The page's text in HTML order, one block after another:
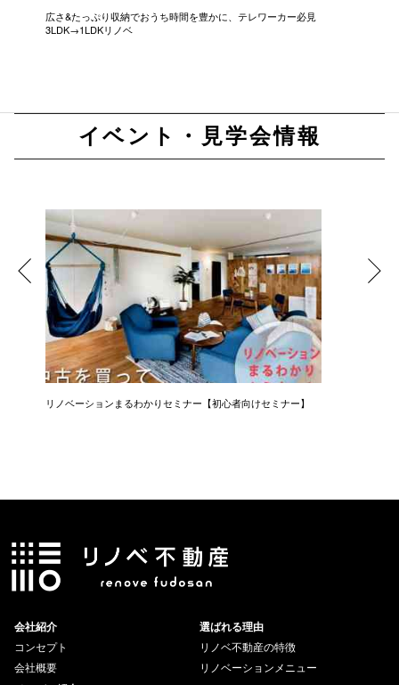
広さ&たっぷり収納でおうち時間を豊かに、テレワーカー必見
3LDK→1LDKリノベ
イベント・見学会情報
リノベーションまるわかりセミナー【初心者向けセミナー】
会社紹介
コンセプト
会社概要
選ばれる理由
リノベ不動産の特徴
リノベーションメニュー